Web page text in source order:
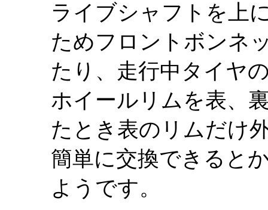
ライブシャフトを上
ためフロントボンネ
たり、走行中タイヤ
ホイールリムを表、
たとき表のリムだけ
簡単に交換できると
ようです。